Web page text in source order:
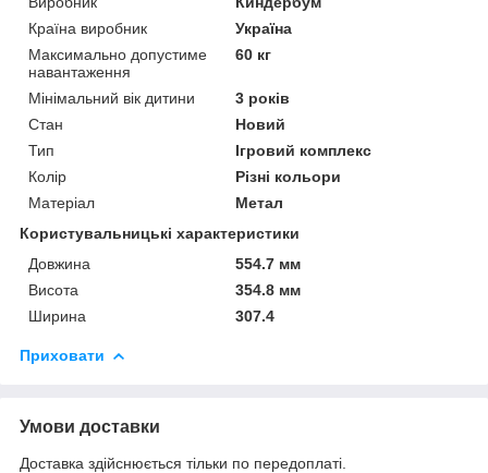
Країна виробник
Україна
Максимально допустиме
навантаження
60 кг
Мінімальний вік дитини
3 років
Стан
Новий
Тип
Ігровий комплекс
Колір
Різні кольори
Матеріал
Метал
Користувальницькі характеристики
Довжина
554.7 мм
Висота
354.8 мм
Ширина
307.4
Приховати
Умови доставки
Доставка здійснюється тільки по передоплаті.